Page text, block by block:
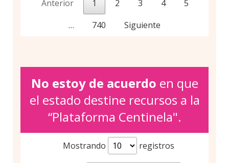
Anterior 1 2 3 4
5
…
740 Siguiente
No estoy de acuerdo en que
el estado destine recursos a la
“Plataforma Centinela".
Mostrando registros